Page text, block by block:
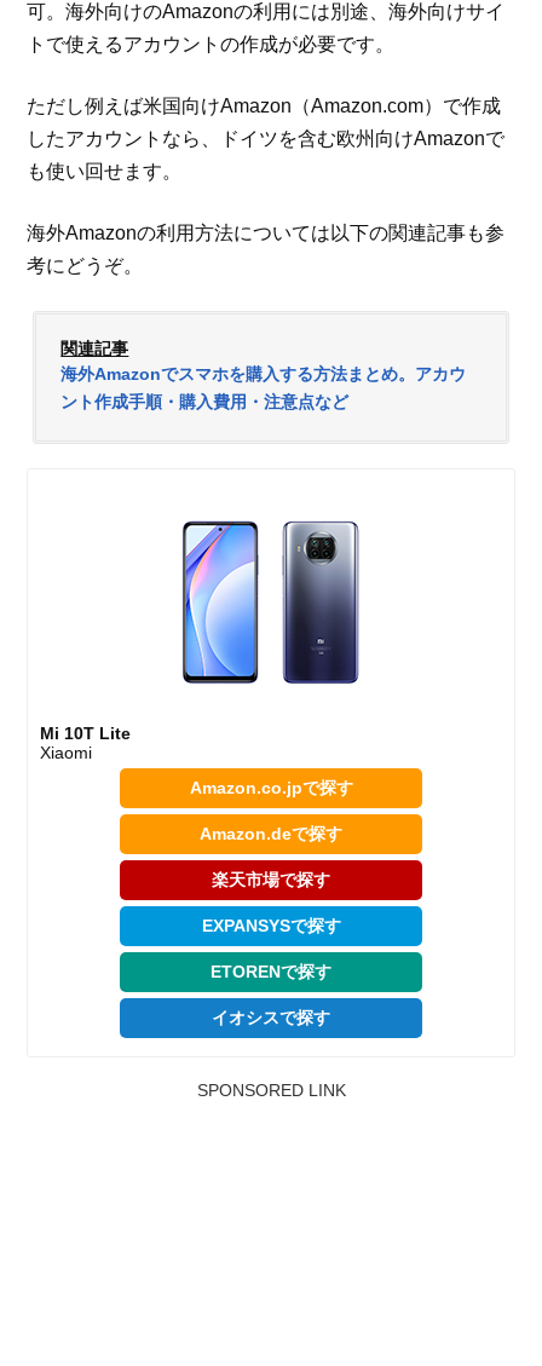
可。海外向けのAmazonの利用には別途、海外向けサイ
トで使えるアカウントの作成が必要です。
ただし例えば米国向けAmazon（Amazon.com）で作成
したアカウントなら、ドイツを含む欧州向けAmazonで
も使い回せます。
海外Amazonの利用方法については以下の関連記事も参
考にどうぞ。
関連記事
海外Amazonでスマホを購入する方法まとめ。アカウ
ント作成手順・購入費用・注意点など
Mi 10T Lite
Xiaomi
Amazon.co.jpで探す
Amazon.deで探す
楽天市場で探す
EXPANSYSで探す
ETORENで探す
イオシスで探す
SPONSORED LINK